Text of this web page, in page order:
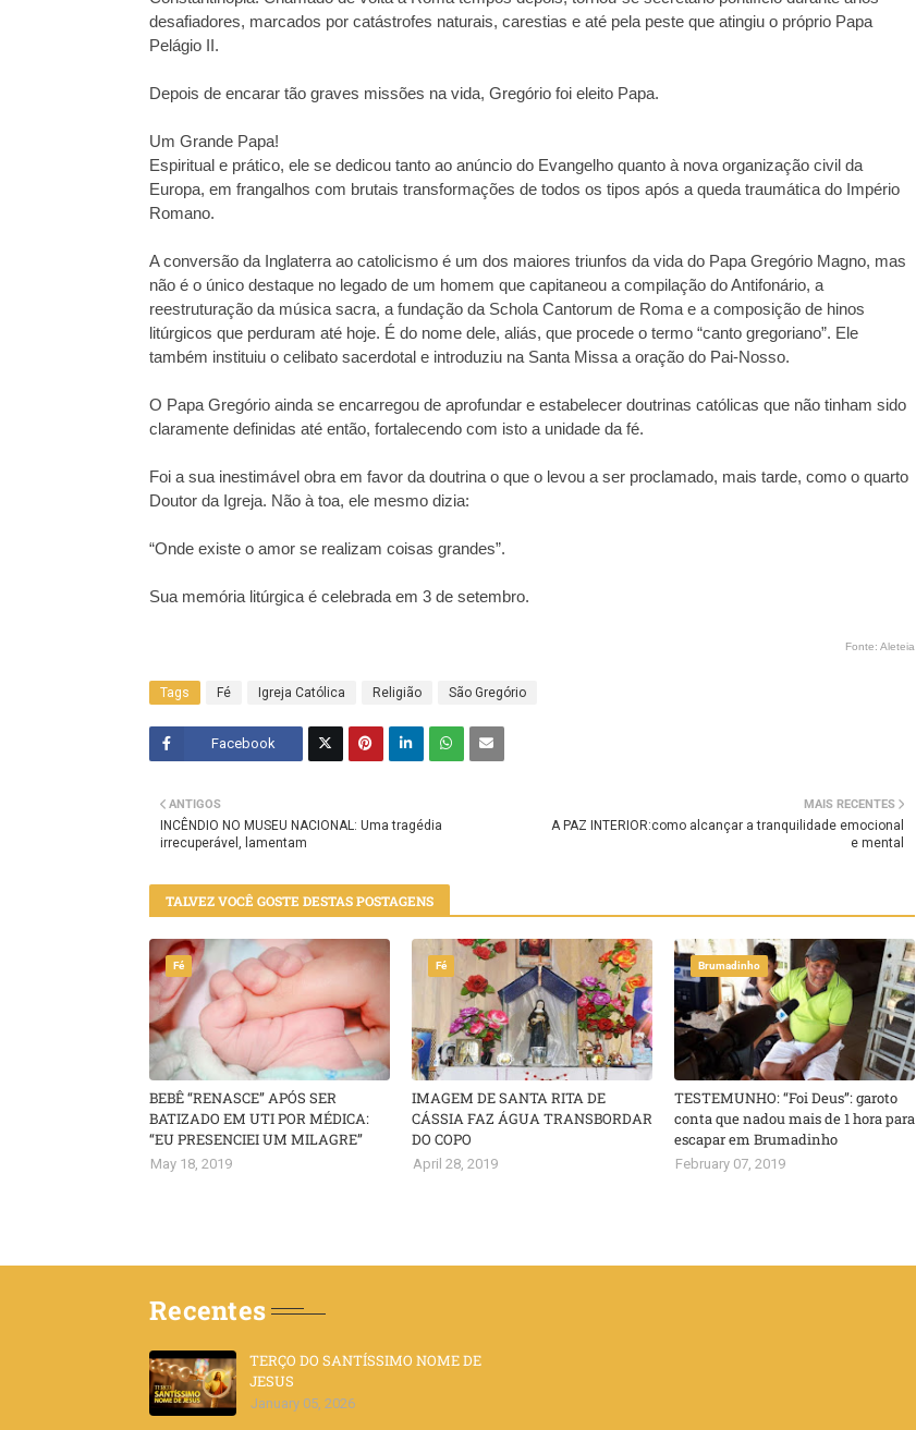
desafiadores, marcados por catástrofes naturais, carestias e até pela peste que atingiu o próprio Papa
Pelágio II.
Depois de encarar tão graves missões na vida, Gregório foi eleito Papa.
Um Grande Papa!
Espiritual e prático, ele se dedicou tanto ao anúncio do Evangelho quanto à nova organização civil da
Europa, em frangalhos com brutais transformações de todos os tipos após a queda traumática do Império
Romano.
A conversão da Inglaterra ao catolicismo é um dos maiores triunfos da vida do Papa Gregório Magno, mas
não é o único destaque no legado de um homem que capitaneou a compilação do Antifonário, a
reestruturação da música sacra, a fundação da Schola Cantorum de Roma e a composição de hinos
litúrgicos que perduram até hoje. É do nome dele, aliás, que procede o termo “canto gregoriano”. Ele
também instituiu o celibato sacerdotal e introduziu na Santa Missa a oração do Pai-Nosso.
O Papa Gregório ainda se encarregou de aprofundar e estabelecer doutrinas católicas que não tinham sido
claramente definidas até então, fortalecendo com isto a unidade da fé.
Foi a sua inestimável obra em favor da doutrina o que o levou a ser proclamado, mais tarde, como o quarto
Doutor da Igreja. Não à toa, ele mesmo dizia:
“Onde existe o amor se realizam coisas grandes”.
Sua memória litúrgica é celebrada em 3 de setembro.
Fonte: Aleteia
Tags Fé Igreja Católica Religião São Gregório
Facebook
MAIS RECENTES
A PAZ INTERIOR:como alcançar a tranquilidade emocional
e mental
ANTIGOS
INCÊNDIO NO MUSEU NACIONAL: Uma tragédia
irrecuperável, lamentam
TALVEZ VOCÊ GOSTE DESTAS POSTAGENS
Fé
BEBÊ “RENASCE” APÓS SER
BATIZADO EM UTI POR MÉDICA:
“EU PRESENCIEI UM MILAGRE”
May 18, 2019
Fé
IMAGEM DE SANTA RITA DE
CÁSSIA FAZ ÁGUA TRANSBORDAR
DO COPO
April 28, 2019
Brumadinho
TESTEMUNHO: “Foi Deus”: garoto
conta que nadou mais de 1 hora para
escapar em Brumadinho
February 07, 2019
Recentes
TERÇO DO SANTÍSSIMO NOME DE
JESUS
January 05, 2026